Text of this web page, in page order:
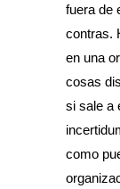
fuera de
contras.
en una
cosas
si sale a
como